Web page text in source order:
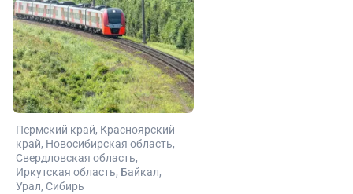
Пермский край Красноярский
край Новосибирская область
Свердловская область
Иркутская область Байкал
Урал Сибирь